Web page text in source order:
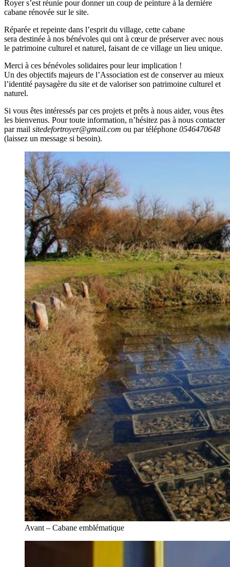
Royer s’est réunie pour donner un coup de peinture à la dernière
cabane rénovée sur le site.
Réparée et repeinte dans l’esprit du village, cette cabane
sera destinée à nos bénévoles qui ont à cœur de préserver avec nous
le patrimoine culturel et naturel, faisant de ce village un lieu unique.
Merci à ces bénévoles solidaires pour leur implication !
Un des objectifs majeurs de l’Association est de conserver au mieux
l’identité paysagère du site et de valoriser son patrimoine culturel et
naturel.
Si vous êtes intéressés par ces projets et prêts à nous aider, vous êtes
les bienvenus. Pour toute information, n’hésitez pas à nous contacter
par mail sitedefortroyer@gmail.com ou par téléphone 0546470648
(laissez un message si besoin).
Avant – Cabane emblématique